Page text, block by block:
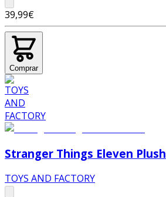
39,99€
Comprar
Stranger Things Eleven Plush
TOYS AND FACTORY